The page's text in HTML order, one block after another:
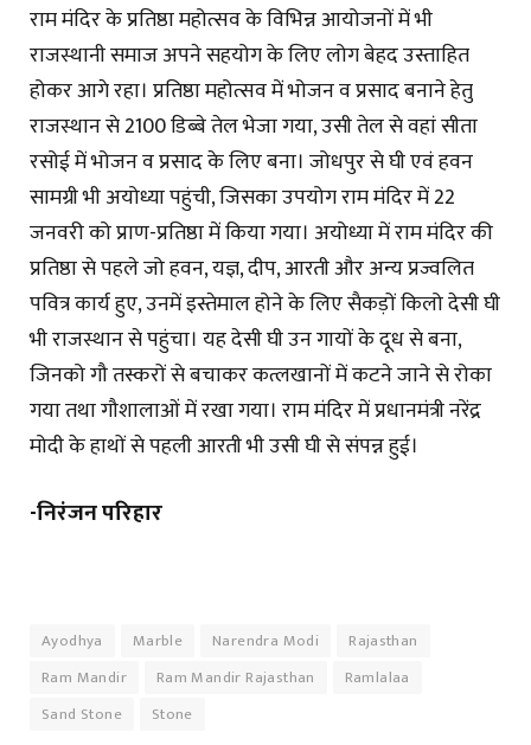
राम मंदिर के प्रतिष्ठा महोत्सव के विभिन्न आयोजनों में भी
राजस्थानी समाज अपने सहयोग के लिए लोग बेहद उस्ताहित
होकर आगे रहा। प्रतिष्ठा महोत्सव में भोजन व प्रसाद बनाने हेतु
राजस्थान से 2100 डिब्बे तेल भेजा गया, उसी तेल से वहां सीता
रसोई में भोजन व प्रसाद के लिए बना। जोधपुर से घी एवं हवन
सामग्री भी अयोध्या पहुंची, जिसका उपयोग राम मंदिर में 22
जनवरी को प्राण-प्रतिष्ठा में किया गया। अयोध्या में राम मंदिर की
प्रतिष्ठा से पहले जो हवन, यज्ञ, दीप, आरती और अन्य प्रज्वलित
पवित्र कार्य हुए, उनमें इस्तेमाल होने के लिए सैकड़ों किलो देसी घी
भी राजस्थान से पहुंचा। यह देसी घी उन गायों के दूध से बना,
जिनको गौ तस्करों से बचाकर कत्लखानों में कटने जाने से रोका
गया तथा गौशालाओं में रखा गया। राम मंदिर में प्रधानमंत्री नरेंद्र
मोदी के हाथों से पहली आरती भी उसी घी से संपन्न हुई।
-निरंजन परिहार
Ayodhya Marble Narendra Modi
Rajasthan
Ram Mandir
Ram Mandir Rajasthan
Ramlalaa
Sand Stone
Stone